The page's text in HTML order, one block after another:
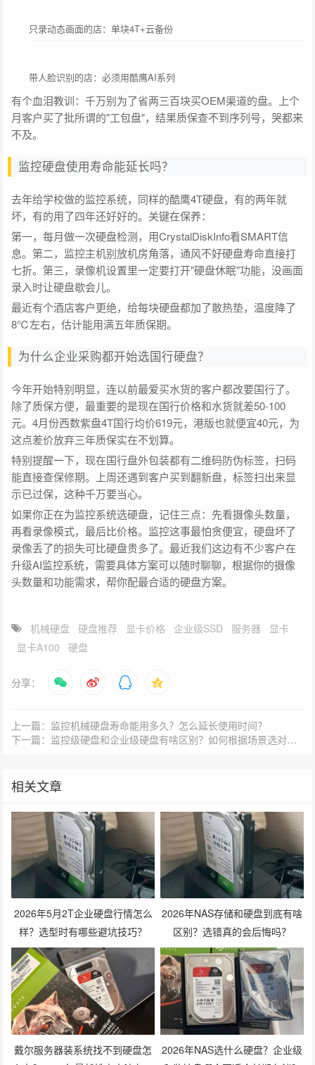
只录动态画面的店：单块4T+云备份
带人脸识别的店：必须用酷鹰AI系列
有个血泪教训：千万别为了省两三百块买OEM渠道的盘。上个
月客户买了批所谓的"工包盘"，结果质保查不到序列号，哭都来
不及。
监控硬盘使用寿命能延长吗？
去年给学校做的监控系统，同样的酷鹰4T硬盘，有的两年就
坏，有的用了四年还好好的。关键在保养：
第一，每月做一次硬盘检测，用CrystalDiskInfo看SMART信
息。第二，监控主机别放机房角落，通风不好硬盘寿命直接打
七折。第三，录像机设置里一定要打开"硬盘休眠"功能，没画面
录入时让硬盘歇会儿。
最近有个酒店客户更绝，给每块硬盘都加了散热垫，温度降了
8℃左右，估计能用满五年质保期。
为什么企业采购都开始选国行硬盘？
今年开始特别明显，连以前最爱买水货的客户都改要国行了。
除了质保方便，最重要的是现在国行价格和水货就差50-100
元。4月份西数紫盘4T国行均价619元，港版也就便宜40元，为
这点差价放弃三年质保实在不划算。
特别提醒一下，现在国行盘外包装都有二维码防伪标签，扫码
能直接查保修期。上周还遇到客户买到翻新盘，标签扫出来显
示已过保，这种千万要当心。
如果你正在为监控系统选硬盘，记住三点：先看摄像头数量，
再看录像模式，最后比价格。监控这事最怕贪便宜，硬盘坏了
录像丢了的损失可比硬盘贵多了。最近我们这边有不少客户在
升级AI监控系统，需要具体方案可以随时聊聊，根据你的摄像
头数量和功能需求，帮你配最合适的硬盘方案。
机械硬盘 硬盘推荐 显卡价格 企业级SSD 服务器
显卡
显卡A100
硬盘
分享：
上一篇：监控机械硬盘寿命能用多久？怎么延长使用时间？
下一篇：监控级硬盘和企业级硬盘有啥区别？如何根据场景选对型号？
相关文章
2026年5月2T企业硬盘行情怎么
样？选型时有哪些避坑技巧？
2026年NAS存储和硬盘到底有啥
区别？选错真的会后悔吗？
戴尔服务器装系统找不到硬盘怎
2026年NAS选什么硬盘？企业级